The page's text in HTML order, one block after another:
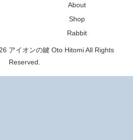
About
Shop
Rabbit
アイオンの鍵 Oto Hitomi All Rights
Reserved.